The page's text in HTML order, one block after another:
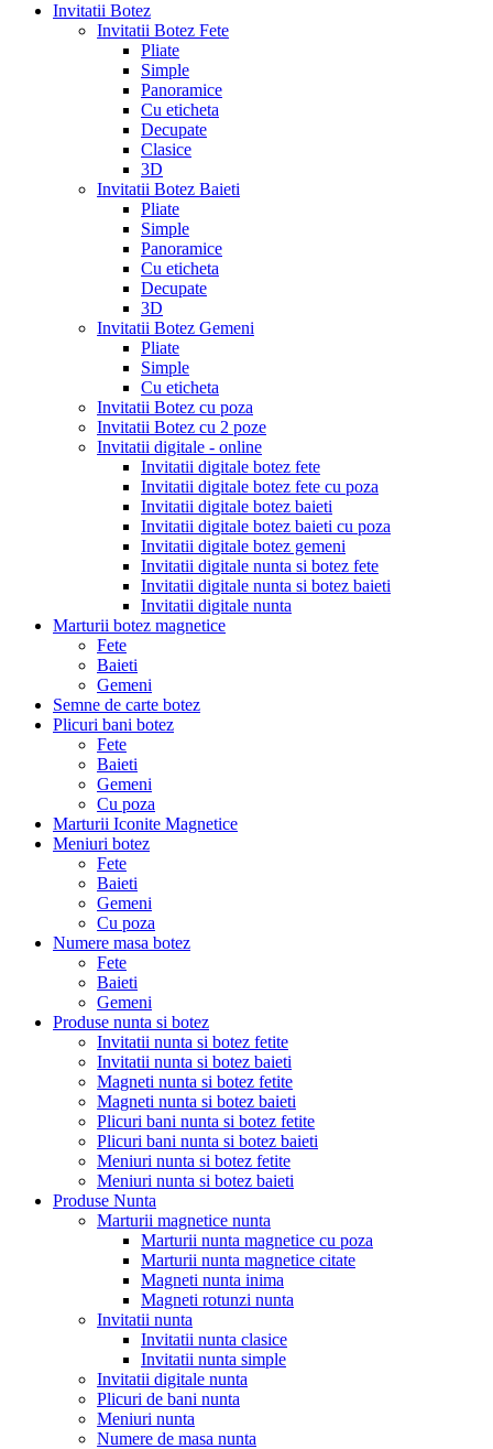
Invitatii Botez
Invitatii Botez Fete
Pliate
Simple
Panoramice
Cu eticheta
Decupate
Clasice
3D
Invitatii Botez Baieti
Pliate
Simple
Panoramice
Cu eticheta
Decupate
3D
Invitatii Botez Gemeni
Pliate
Simple
Cu eticheta
Invitatii Botez cu poza
Invitatii Botez cu 2 poze
Invitatii digitale - online
Invitatii digitale botez fete
Invitatii digitale botez fete cu poza
Invitatii digitale botez baieti
Invitatii digitale botez baieti cu poza
Invitatii digitale botez gemeni
Invitatii digitale nunta si botez fete
Invitatii digitale nunta si botez baieti
Invitatii digitale nunta
Marturii botez magnetice
Fete
Baieti
Gemeni
Semne de carte botez
Plicuri bani botez
Fete
Baieti
Gemeni
Cu poza
Marturii Iconite Magnetice
Meniuri botez
Fete
Baieti
Gemeni
Cu poza
Numere masa botez
Fete
Baieti
Gemeni
Produse nunta si botez
Invitatii nunta si botez fetite
Invitatii nunta si botez baieti
Magneti nunta si botez fetite
Magneti nunta si botez baieti
Plicuri bani nunta si botez fetite
Plicuri bani nunta si botez baieti
Meniuri nunta si botez fetite
Meniuri nunta si botez baieti
Produse Nunta
Marturii magnetice nunta
Marturii nunta magnetice cu poza
Marturii nunta magnetice citate
Magneti nunta inima
Magneti rotunzi nunta
Invitatii nunta
Invitatii nunta clasice
Invitatii nunta simple
Invitatii digitale nunta
Plicuri de bani nunta
Meniuri nunta
Numere de masa nunta